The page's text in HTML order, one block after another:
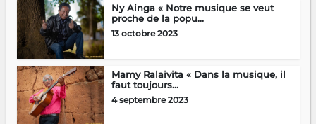
Ny Ainga « Notre musique se veut
proche de la popu...
13 octobre 2023
Mamy Ralaivita « Dans la musique, il
faut toujours...
4 septembre 2023